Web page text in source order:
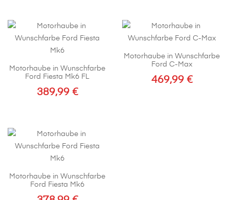
weist
mehrere
auf.
Optionen
Motorhaube in Wunschfarbe
Ford Fiesta Mk6 FL
389,99 €
Motorhaube in Wunschfarbe
Ford C-Max
469,99 €
Motorhaube in Wunschfarbe
Ford Fiesta Mk6